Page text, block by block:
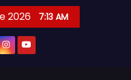
2026 7:13 AM